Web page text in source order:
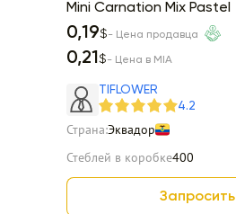
Mini Carnation Mix Pastel
0,19$- Цена продавца
0,21$- Цена в MIA
TIFLOWER
4.2
Страна:Эквадор
Стеблей в коробке400
Запросить